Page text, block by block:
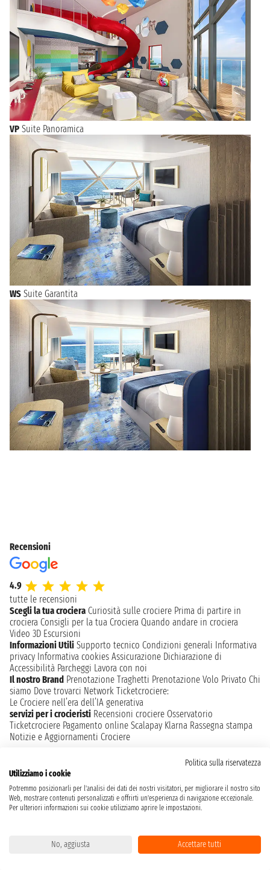
VP Suite Panoramica
WS Suite Garantita
Recensioni
4.9
tutte le recensioni
Scegli la tua crociera Curiosità sulle crociere Prima di partire in
crociera Consigli per la tua Crociera Quando andare in crociera
Video 3D Escursioni
Informazioni Utili Supporto tecnico Condizioni generali Informativa
privacy Informativa cookies Assicurazione Dichiarazione di
Accessibilità Parcheggi Lavora con noi
Il nostro Brand Prenotazione Traghetti Prenotazione Volo Privato Chi
siamo Dove trovarci Network Ticketcrociere:
Le Crociere nell’era dell’IA generativa
servizi per i crocieristi Recensioni crociere Osservatorio
Ticketcrociere Pagamento online Scalapay Klarna Rassegna stampa
Notizie e Aggiornamenti Crociere
Pagamenti
Politica sulla riservatezza
Utilizziamo i cookie
Potremmo posizionarli per l'analisi dei dati dei nostri visitatori, per migliorare il nostro sito
Web, mostrare contenuti personalizzati e offrirti un'esperienza di navigazione eccezionale.
Per ulteriori informazioni sui cookie utilizziamo aprire le impostazioni.
No, aggiusta Accettare tutti